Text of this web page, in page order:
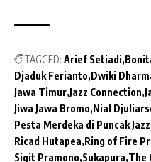
TAGGED: Arief Setiadi
Djaduk Ferianto Dwiki
Jawa Timur Jazz Connection
Jiwa Jawa Bromo Nial
Pesta Merdeka di Puncak
Ricad Hutapea Ring of Fire
Sigit Pramono Sukapura The